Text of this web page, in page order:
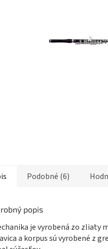
Podobné (6)
popis
je vyrobená zo zliaty
a korpus sú vyrobené z